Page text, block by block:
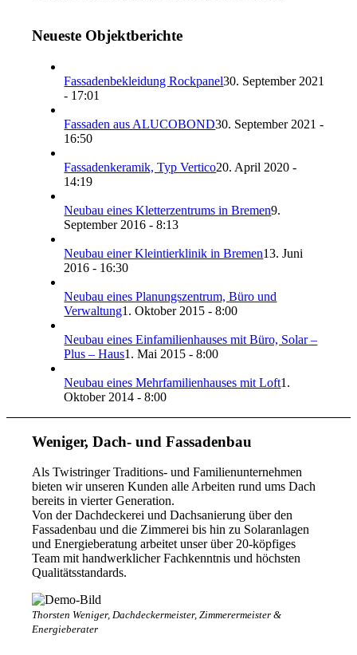
Neueste Objektberichte
Fassadenbekleidung Rockpanel30. September 2021
- 17:01
Fassaden aus ALUCOBOND30. September 2021 -
16:50
Fassadenkeramik, Typ Vertico20. April 2020 -
14:19
Neubau eines Kletterzentrums in Bremen9.
September 2016 - 8:13
Neubau einer Kleintierklinik in Bremen13. Juni
2016 - 16:30
Neubau eines Planungszentrum, Büro und
Verwaltung1. Oktober 2015 - 8:00
Neubau eines Einfamilienhauses mit Büro, Solar –
Plus – Haus1. Mai 2015 - 8:00
Neubau eines Mehrfamilienhauses mit Loft1.
Oktober 2014 - 8:00
Weniger, Dach- und Fassadenbau
Als Twistringer Traditions- und Familienunternehmen
bieten wir unseren Kunden alle Arbeiten rund ums Dach
bereits in vierter Generation.
Von der Dachdeckerei und Dachsanierung über den
Fassadenbau und die Zimmerei bis hin zu Solaranlagen
und Energieberatung arbeitet unser über 20-köpfiges
Team mit handwerklicher Fachkenntnis und höchsten
Qualitätsstandards.
Thorsten Weniger, Dachdeckermeister, Zimmerermeister &
Energieberater